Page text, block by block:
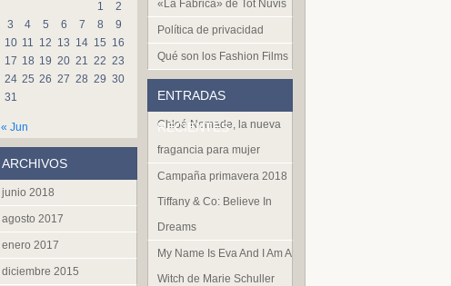
1
2
3
4 5 6 7 8
9
10 11 12 13 14 15 16
17 18 19 20 21 22 23
24 25 26 27 28 29 30
31
« Jun
ARCHIVOS
junio 2018
agosto 2017
enero 2017
diciembre 2015
«La Fàbrica» de Tot Nuvis
Política de privacidad
Qué son los Fashion Films
ENTRADAS
RECIENTES
Chloé Nomade, la nueva
fragancia para mujer
Campaña primavera 2018
Tiffany & Co: Believe In
Dreams
My Name Is Eva And I Am A
Witch de Marie Schuller